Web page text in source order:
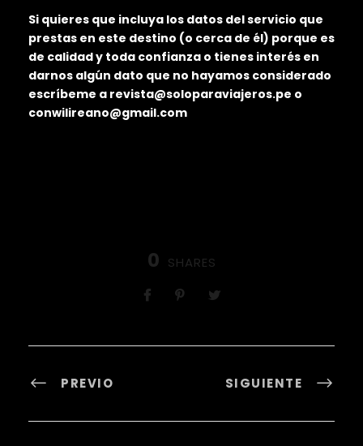
Si quieres que incluya los datos del servicio que
prestas en este destino (o cerca de él) porque es
de calidad y toda confianza o tienes interés en
darnos algún dato que no hayamos considerado
escríbeme a revista@soloparaviajeros.pe o
conwilireano@gmail.com
0 SHARES
PREVIO SIGUIENTE